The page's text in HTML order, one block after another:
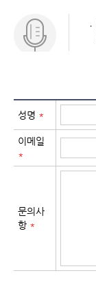
성명 *
이메일
*
문의사
항 *